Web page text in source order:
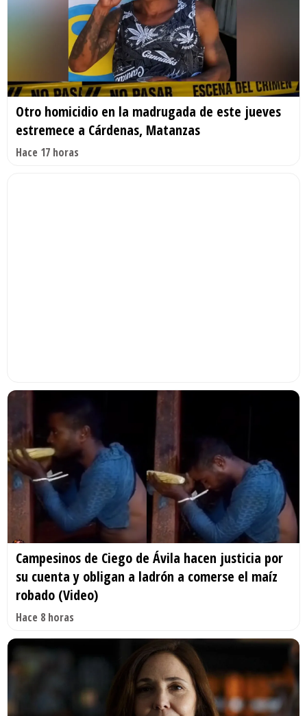
Otro homicidio en la madrugada de este jueves
estremece a Cárdenas, Matanzas
Hace 17 horas
Campesinos de Ciego de Ávila hacen justicia por
su cuenta y obligan a ladrón a comerse el maíz
robado (Video)
Hace 8 horas